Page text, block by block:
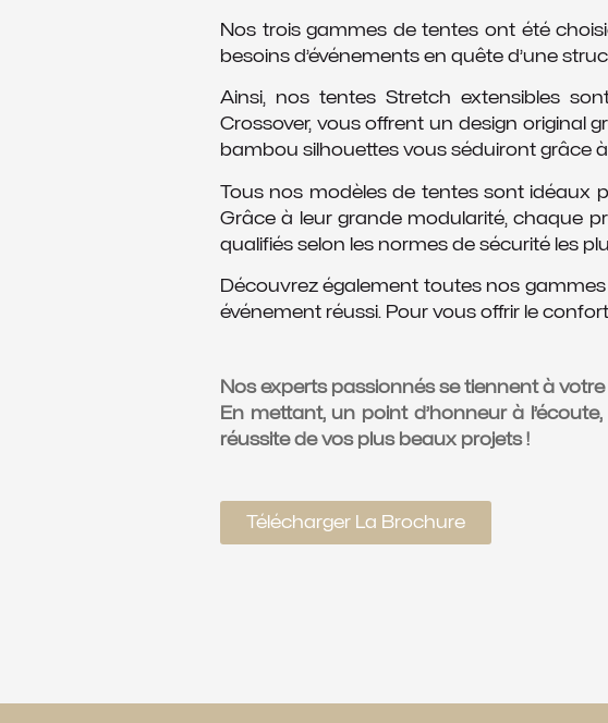
Nos trois gammes de tentes ont été
besoins d’événements en quête d’une
Ainsi, nos tentes Stretch extensibles
Crossover, vous offrent un design original
bambou silhouettes vous séduiront grâce
Tous nos modèles de tentes sont idéaux
Grâce à leur grande modularité, chaque
qualifiés selon les normes de sécurité les
Découvrez également toutes nos gammes
événement réussi. Pour vous offrir le
Nos experts passionnés se tiennent à
En mettant, un point d’honneur à
réussite de vos plus beaux projets !
Télécharger La Brochure